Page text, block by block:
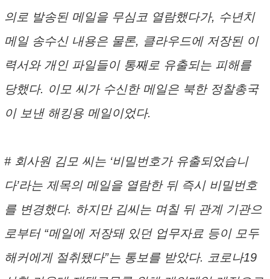
의로 발송된 메일을 무심코 열람했다가, 수년치
메일 송수신 내용은 물론, 클라우드에 저장된 이
력서와 개인 파일들이 통째로 유출되는 피해를
당했다. 이모 씨가 수신한 메일은 북한 정찰총국
이 보낸 해킹용 메일이었다.
# 회사원 김모 씨는 ‘비밀번호가 유출되었습니
다’라는 제목의 메일을 열람한 뒤 즉시 비밀번호
를 변경했다. 하지만 김씨는 며칠 뒤 관계 기관으
로부터 “메일에 저장돼 있던 업무자료 등이 모두
해커에게 절취됐다”는 통보를 받았다. 코로나19